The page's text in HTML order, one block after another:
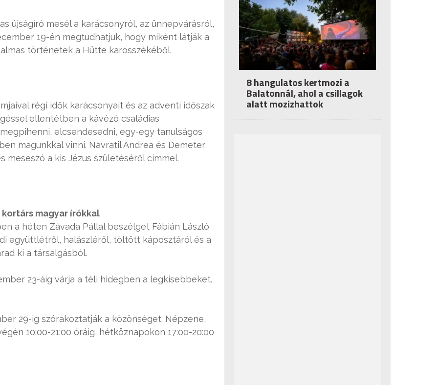
újságíró mesél a karácsonyról, az ünnepvárásról,
19-én megtudhatjuk, hogy miként látják a
történetek a Hütte karosszékéből.
régi idők karácsonyait és az adventi időszak
ellentétben a kávézó családias
elcsendesedni, egy-egy tanulságos
magunkkal vinni. Navratil Andrea és Demeter
meseszó a kis Jézus születéséről címmel.
magyar írókkal
a héten Závada Pállal beszélget Fábián László
együttlétről, halászléről, töltött káposztáról és a
ki a társalgásból.
23-áig várja a téli hidegben a legkisebbeket.
29-ig szórakoztatják a közönséget. Népzene,
10:00-21:00 óráig, hétköznapokon 17:00-20:00
8 hangulatos kertmozi a
Balatonnál, ahol a csillagok
alatt mozizhattok